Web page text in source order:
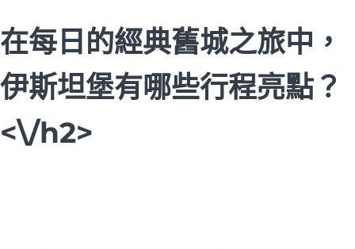
在每日的經典舊城之旅中，
伊斯坦堡有哪些行程亮點？
<\/h2>